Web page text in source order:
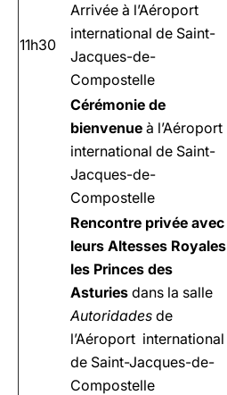
11h30
Arrivée à l’Aéroport
international de Saint-
Jacques-de-
Compostelle
Cérémonie de
bienvenue à l’Aéroport
international de Saint-
Jacques-de-
Compostelle
Rencontre privée avec
leurs Altesses Royales
les Princes des
Asturies dans la salle
Autoridades de
l’Aéroport international
de Saint-Jacques-de-
Compostelle